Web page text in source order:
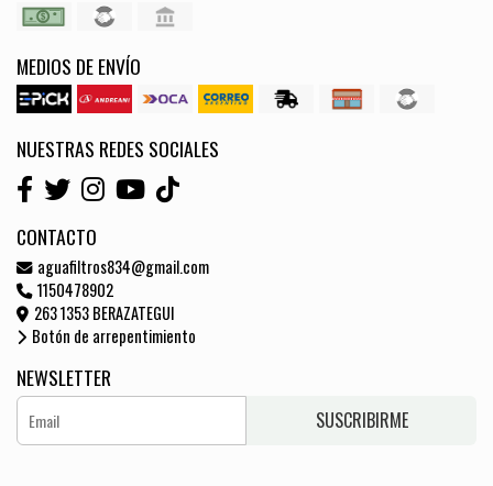
MEDIOS DE ENVÍO
NUESTRAS REDES SOCIALES
CONTACTO
aguafiltros834@gmail.com
1150478902
263 1353 BERAZATEGUI
Botón de arrepentimiento
NEWSLETTER
SUSCRIBIRME